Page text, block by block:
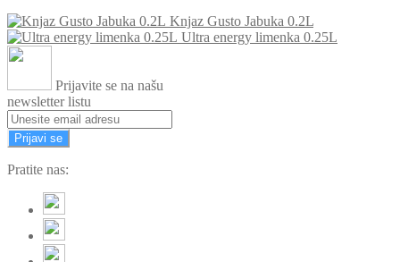
Knjaz Gusto Jabuka 0.2L
Ultra energy limenka 0.25L
Prijavite se na našu
newsletter listu
Prijavi se
Pratite nas: